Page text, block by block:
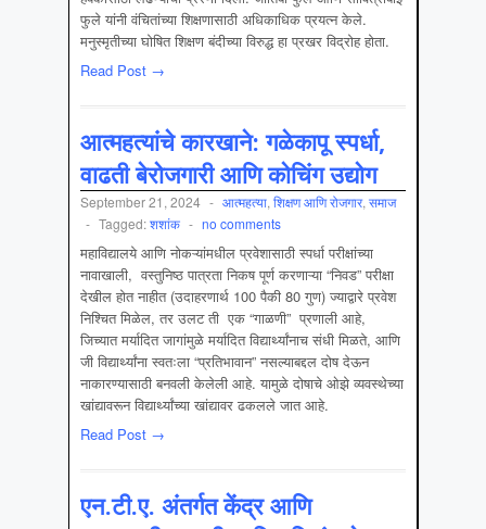
फुले यांनी वंचितांच्या शिक्षणासाठी अधिकाधिक प्रयत्न केले.
मनुस्मृतीच्या घोषित शिक्षण बंदीच्या विरुद्ध हा प्रखर विद्रोह होता.
Read Post →
आत्महत्यांचे कारखाने: गळेकापू स्पर्धा,
वाढती बेरोजगारी आणि कोचिंग उद्योग
September 21, 2024 - आत्महत्या, शिक्षण आणि रोजगार, समाज
- Tagged:शशांक - no comments
महाविद्यालये आणि नोकऱ्यांमधील प्रवेशासाठी स्पर्धा परीक्षांच्या
नावाखाली, वस्तुनिष्ठ पात्रता निकष पूर्ण करणाऱ्या “निवड” परीक्षा
देखील होत नाहीत (उदाहरणार्थ 100 पैकी 80 गुण) ज्याद्वारे प्रवेश
निश्चित मिळेल, तर उलट ती एक “गाळणी” प्रणाली आहे,
जिच्यात मर्यादित जागांमुळे मर्यादित विद्यार्थ्यांनाच संधी मिळते, आणि
जी विद्यार्थ्यांना स्वतःला “प्रतिभावान” नसल्याबद्दल दोष देऊन
नाकारण्यासाठी बनवली केलेली आहे. यामुळे दोषाचे ओझे व्यवस्थेच्या
खांद्यावरून विद्यार्थ्यांच्या खांद्यावर ढकलले जात आहे.
Read Post →
एन.टी.ए. अंतर्गत केंद्र आणि